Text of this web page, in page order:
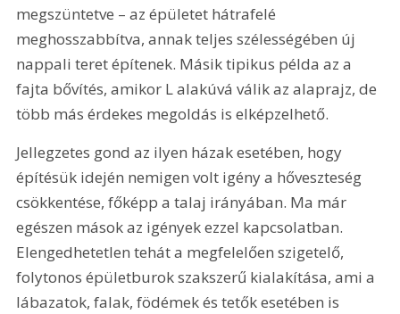
megszüntetve – az épületet hátrafelé
meghosszabbítva, annak teljes szélességében új
nappali teret építenek. Másik tipikus példa az a
fajta bővítés, amikor L alakúvá válik az alaprajz, de
több más érdekes megoldás is elképzelhető.
Jellegzetes gond az ilyen házak esetében, hogy
építésük idején nemigen volt igény a hőveszteség
csökkentése, főképp a talaj irányában. Ma már
egészen mások az igények ezzel kapcsolatban.
Elengedhetetlen tehát a megfelelően szigetelő,
folytonos épületburok szakszerű kialakítása, ami a
lábazatok, falak, födémek és tetők esetében is